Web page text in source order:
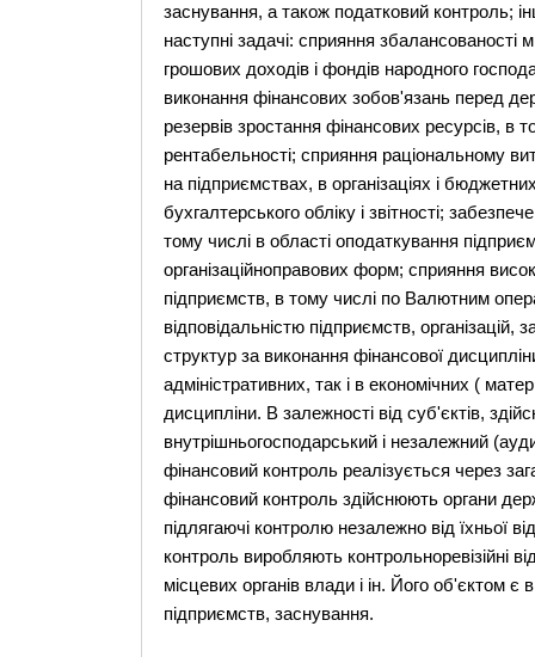
заснування, а також податковий контроль;
наступні задачі: сприяння
грошових доходів і фондів народного
виконання фінансових зобов'язань перед
резервів зростання фінансових ресурсів, в
рентабельності; сприяння раціональному
на підприємствах, в організаціях і
бухгалтерського обліку і звітності;
тому числі в області оподаткування
організаційноправових форм; сприяння
підприємств, в тому числі по Валютним
відповідальністю підприємств,
структур за виконання фінансової
адміністративних, так і в економічних (
дисципліни. В залежності від суб'єктів,
внутрішньогосподарський і незалежний
фінансовий контроль реалізується через
фінансовий контроль здійснюють органи
підлягаючі контролю незалежно від їхньої
контроль виробляють контрольноревізійні
місцевих органів влади і ін. Його об'єктом є
підприємств, заснування.